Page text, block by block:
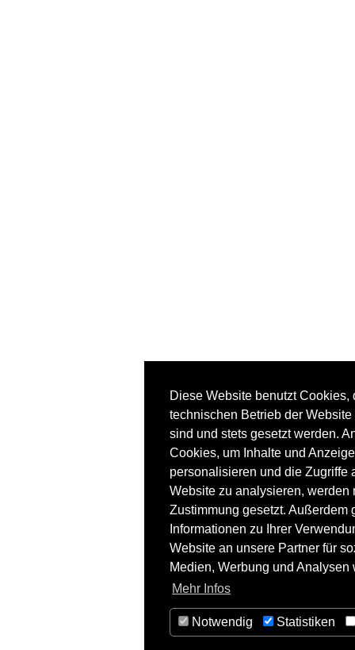
Diese Website benutzt Cookies,
technischen Betrieb der
sind und stets gesetzt werden.
Cookies, um Inhalte und
personalisieren und die Zugriffe
Website zu analysieren, werden
Zustimmung gesetzt. Außerdem
Informationen zu Ihrer
Website an unsere Partner für
Medien, Werbung und Analysen
Mehr Infos
Notwendig Statistiken